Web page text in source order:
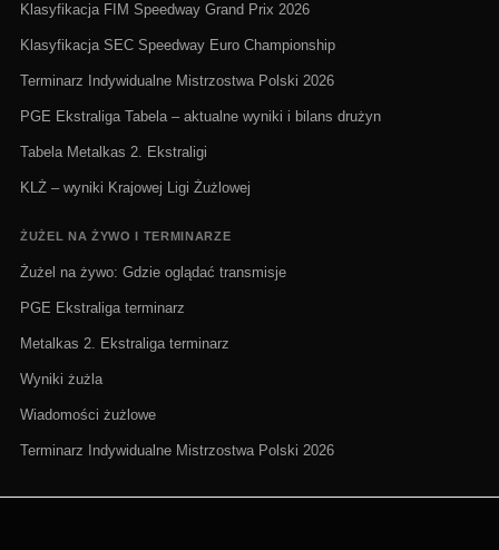
Klasyfikacja FIM Speedway Grand Prix 2026
Klasyfikacja SEC Speedway Euro Championship
Terminarz Indywidualne Mistrzostwa Polski 2026
PGE Ekstraliga Tabela – aktualne wyniki i bilans drużyn
Tabela Metalkas 2. Ekstraligi
KLŻ – wyniki Krajowej Ligi Żużlowej
ŻUŻEL NA ŻYWO I TERMINARZE
Żużel na żywo: Gdzie oglądać transmisje
PGE Ekstraliga terminarz
Metalkas 2. Ekstraliga terminarz
Wyniki żużla
Wiadomości żużlowe
Terminarz Indywidualne Mistrzostwa Polski 2026